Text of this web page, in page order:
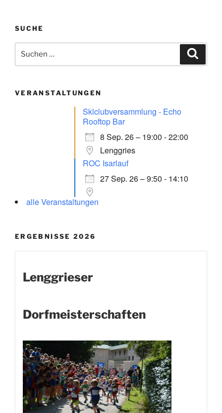
SUCHE
nach:
VERANSTALTUNGEN
Sklclubversammlung - Echo
Rooftop Bar
8 Sep. 26 – 19:00 - 22:00
Lenggries
ROC Isarlauf
27 Sep. 26 – 9:50 - 14:10
alle Veranstaltungen
ERGEBNISSE 2026
Lenggrieser
Dorfmeisterschaften